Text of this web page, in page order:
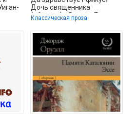
Дочь священника
(сборник) - Оруэлл Джордж
(читать хорошую
Классическая проза